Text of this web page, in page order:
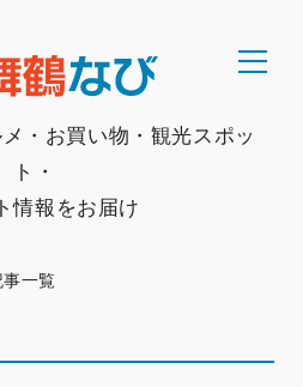
・お買い物・観光スポッ
ト・
情報をお届け
一覧